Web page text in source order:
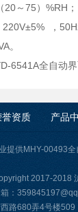
～75）%RH；
，
。
6541A全自动
誉资质 产品
提供MHY-00493
2017-2018
：
路680弄4号楼509